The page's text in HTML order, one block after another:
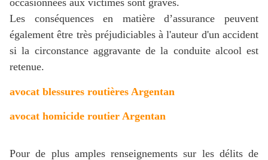
Les conséquences en matière d’assurance peuvent
également être très préjudiciables à l'auteur d'un accident
si la circonstance aggravante de la conduite alcool est
retenue.
avocat blessures routières Argentan
avocat homicide routier Argentan
Pour de plus amples renseignements sur les délits de